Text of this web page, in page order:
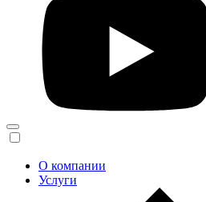
О компании
Услуги